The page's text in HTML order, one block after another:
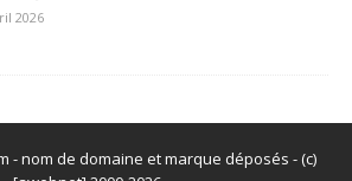
2026
- nom de domaine et marque déposés - (c)